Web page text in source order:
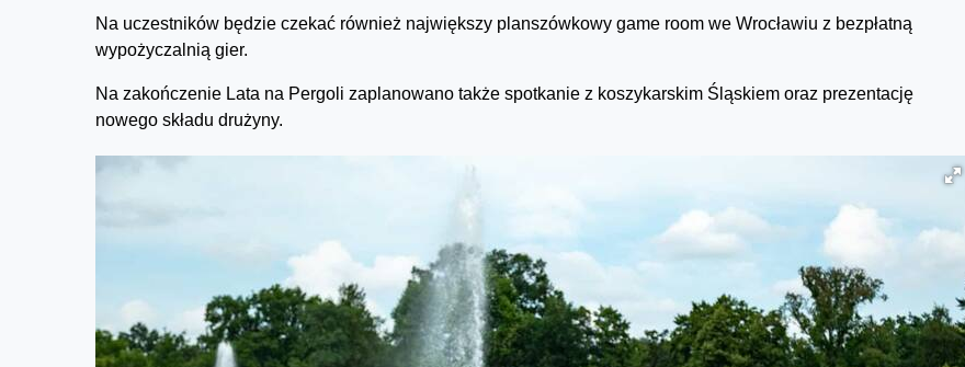
Na uczestników będzie czekać również największy planszówkowy game room we Wrocławiu z bezpłatną
wypożyczalnią gier.
Na zakończenie Lata na Pergoli zaplanowano także spotkanie z koszykarskim Śląskiem oraz prezentację
nowego składu drużyny.